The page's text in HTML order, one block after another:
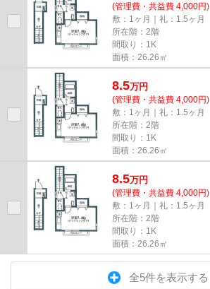
(管理費・共益費 4,000円)
敷：1ヶ月｜礼：1.5ヶ月
所在階：2階
間取り：1K
面積：26.26㎡
8.5万円
(管理費・共益費 4,000円)
敷：1ヶ月｜礼：1.5ヶ月
所在階：2階
間取り：1K
面積：26.26㎡
8.5万円
(管理費・共益費 4,000円)
敷：1ヶ月｜礼：1.5ヶ月
所在階：2階
間取り：1K
面積：26.26㎡
全5件を表示する